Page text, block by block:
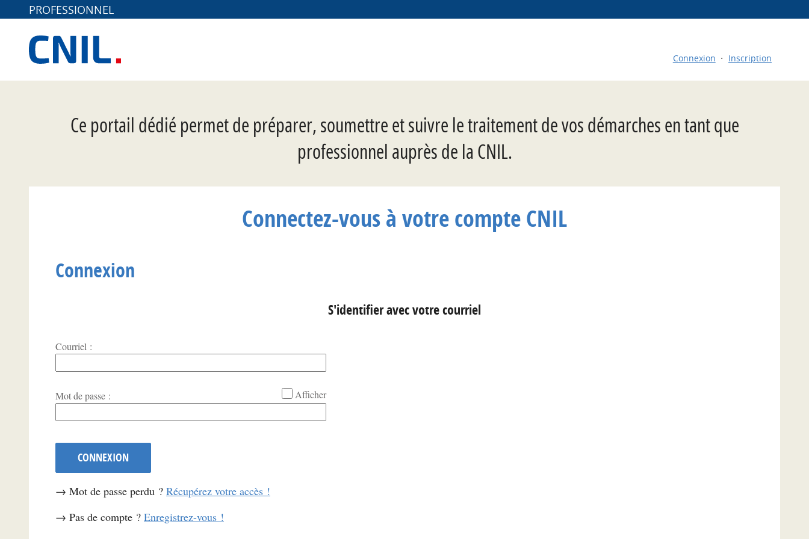
PROFESSIONNEL
Connexion Inscription
Ce portail dédié permet de préparer, soumettre et suivre le traitement de vos démarches en tant que
professionnel auprès de la CNIL.
Connectez-vous à votre compte CNIL
Connexion
S'identifier avec votre courriel
Courriel :
Mot de passe : Afficher
CONNEXION
→ Mot de passe perdu ? Récupérez votre accès !
→ Pas de compte ? Enregistrez-vous !